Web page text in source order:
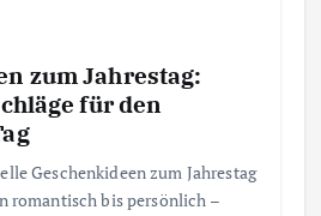
zum Jahrestag:
für den
Geschenkideen zum Jahrestag
romantisch bis persönlich –